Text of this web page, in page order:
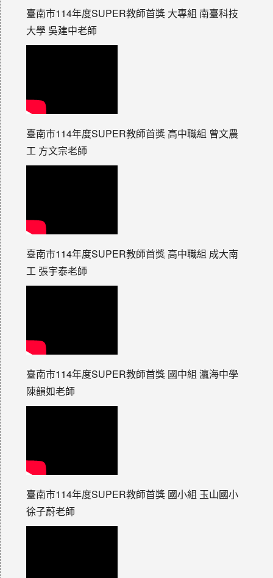
臺南市114年度SUPER教師首獎 大專組 南臺科技
大學 吳建中老師
臺南市114年度SUPER教師首獎 高中職組 曾文農
工 方文宗老師
臺南市114年度SUPER教師首獎 高中職組 成大南
工 張宇泰老師
臺南市114年度SUPER教師首獎 國中組 瀛海中學
陳韻如老師
臺南市114年度SUPER教師首獎 國小組 玉山國小
徐子蔚老師